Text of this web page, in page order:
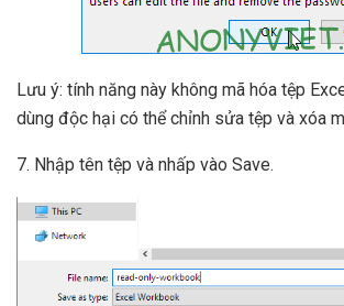
Lưu ý: tính năng này không mã hóa tệp
dùng độc hại có thể chỉnh sửa tệp và xóa
7. Nhập tên tệp và nhấp vào Save.